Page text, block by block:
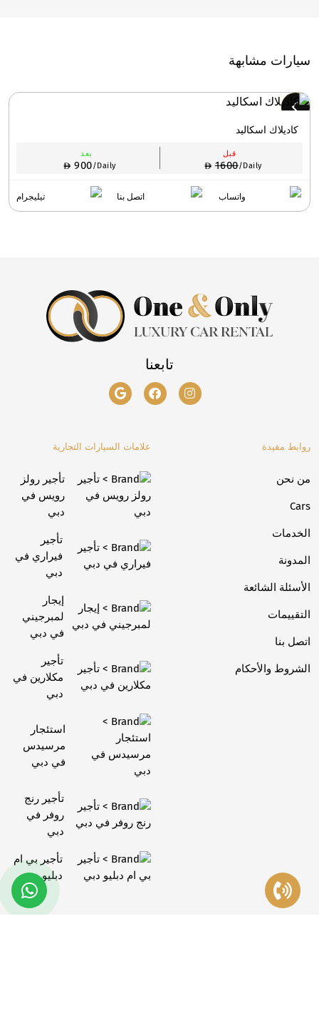
سيارات مشابهة
كاديلاك اسكاليد
قبل
1600/Daily
بعد
900/Daily
واتساب اتصل بنا تيليجرام
تابعنا
روابط مفيدة
من نحن
Cars
الخدمات
المدونة
الأسئلة الشائعة
التقييمات
اتصل بنا
الشروط والأحكام
علامات السيارات التجارية
تأجير رولز
رويس في
دبي
تأجير
فيراري في
دبي
إيجار
لمبرجيني
في دبي
تأجير
مكلارين في
دبي
استئجار
مرسيدس
في دبي
تأجير رنج
روفر في
دبي
تأجير بي ام
دبليو دبي